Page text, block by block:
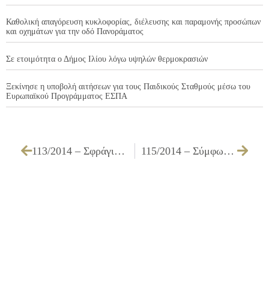
Καθολική απαγόρευση κυκλοφορίας, διέλευσης και παραμονής προσώπων
και οχημάτων για την οδό Πανοράματος
Σε ετοιμότητα ο Δήμος Ιλίου λόγω υψηλών θερμοκρασιών
Ξεκίνησε η υποβολή αιτήσεων για τους Παιδικούς Σταθμούς μέσω του
Ευρωπαϊκού Προγράμματος ΕΣΠΑ
113/2014 – Σφράγιση, του καταστήματος «ΕΠΙΧΕΙΡΗΣΗ ΜΑΖΙΚΗΣ ΕΣΤΙΑΣΗΣ ΠΡΟΧΕΙΡΟΥ ΓΕΥΜΑΤΟΣ» ιδιοκτησίας Δ. & Π. ΤΕΡΖΗ Ο.Ε., επί της οδού Σπ. Μουστακλή 23, εντός του Πάρκου Περιβαλλοντικής Ευαισθητοποίησης «ΑΝΤΩΝΗΣ ΤΡΙΤΣΗΣ», στο Ίλιον, λόγω στέρησης της νόμιμης άδειας λειτουργίας της αρμόδιας αρχής 115/2014 – Σύμφωνη γνώμη επί της προτεινόμενης κυκλοφοριακής μελέτης της ΛΑΜΔΑ ΤΕΧΝΙΚΗ ΑΕ Α.Τ.Ε. που αφορά προσωρινές κυκλοφοριακές ρυθμίσεις λόγω αποκλεισμού τμημάτων των οδών Ραδιοφωνίας, Αιακού, Σπερχειού, Επτανήσου και Ν. Ζέρβα στα πλαίσια του έργου που αφορά τη διάνοιξη της Λεωφόρου Θηβών, ως αναλυτικά ανωτέρω αναφέρεται.